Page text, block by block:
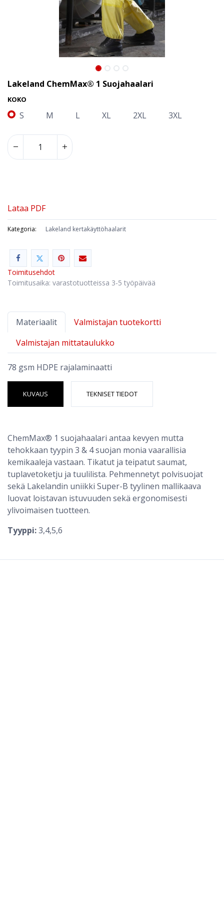
Lakeland ChemMax® 1 Suojahaalari
KOKO
S M L XL 2XL 3XL
Lataa PDF
Kategoria: Lakeland kertakäyttöhaalarit
Toimitusehdot
Toimitusaika: varastotuotteissa 3-5 työpäivää
Materiaalit
Valmistajan tuotekortti
Valmistajan mittataulukko
78 gsm HDPE rajalaminaatti
KUVAUS TEKNISET TIEDOT
ChemMax® 1 suojahaalari antaa kevyen mutta
tehokkaan tyypin 3 & 4 suojan monia vaarallisia
kemikaaleja vastaan. Tikatut ja teipatut saumat,
tuplavetoketju ja tuulilista. Pehmennetyt polvisuojat
sekä Lakelandin uniikki Super-B tyylinen mallikaava
luovat loistavan istuvuuden sekä ergonomisesti
ylivoimaisen tuotteen.
Tyyppi:3,4,5,6